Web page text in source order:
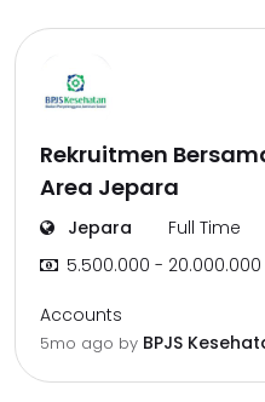
Rekruitmen
Area Jepara
Jepara
Full Time
5.500.000 - 20.000.000
Accounts
5mo ago by BPJS